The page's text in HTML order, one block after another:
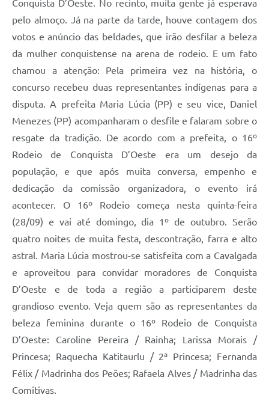
Conquista D’Oeste. No recinto, muita gente já esperava
pelo almoço. Já na parte da tarde, houve contagem dos
votos e anúncio das beldades, que irão desfilar a beleza
da mulher conquistense na arena de rodeio. E um fato
chamou a atenção: Pela primeira vez na história, o
concurso recebeu duas representantes indígenas para a
disputa. A prefeita Maria Lúcia (PP) e seu vice, Daniel
Menezes (PP) acompanharam o desfile e falaram sobre o
resgate da tradição. De acordo com a prefeita, o 16º
Rodeio de Conquista D’Oeste era um desejo da
população, e que após muita conversa, empenho e
dedicação da comissão organizadora, o evento irá
acontecer. O 16º Rodeio começa nesta quinta-feira
(28/09) e vai até domingo, dia 1º de outubro. Serão
quatro noites de muita festa, descontração, farra e alto
astral. Maria Lúcia mostrou-se satisfeita com a Cavalgada
e aproveitou para convidar moradores de Conquista
D’Oeste e de toda a região a participarem deste
grandioso evento. Veja quem são as representantes da
beleza feminina durante o 16º Rodeio de Conquista
D’Oeste: Caroline Pereira / Rainha; Larissa Morais /
Princesa; Raquecha Katitaurlu / 2ª Princesa; Fernanda
Félix / Madrinha dos Peões; Rafaela Alves / Madrinha das
Comitivas.